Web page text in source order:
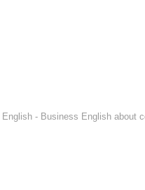
- Business English about